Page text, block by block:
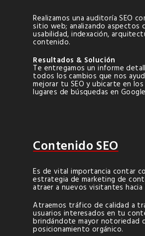
Realizamos una auditoría SEO
sitio web; analizando aspectos
usabilidad, indexación,
contenido.
Resultados & Solución
Te entregamos un informe
todos los cambios que nos
mejorar tu SEO y ubicarte en
lugares de búsquedas en
Contenido SEO
Es de vital importancia contar
estrategia de marketing de
atraer a nuevos visitantes
Atraemos tráfico de calidad a
usuarios interesados en tu
brindándote mayor notoriedad
posicionamiento orgánico.